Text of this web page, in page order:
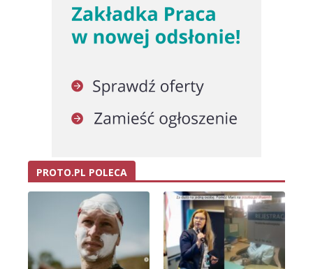
PROTO.PL POLECA